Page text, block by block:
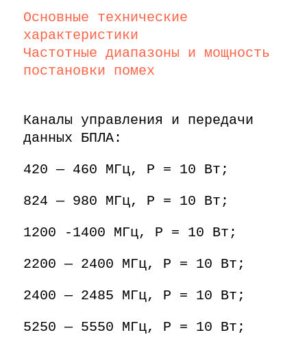
Основные технические
характеристики​
Частотные диапазоны и мощность
постановки помех
Каналы управления и передачи
данных БПЛА:
420 — 460 МГц, Р = 10 Вт;
824 — 980 МГц, Р = 10 Вт;
1200 -1400 МГц, Р = 10 Вт;
2200 — 2400 МГц, Р = 10 Вт;
2400 — 2485 МГц, Р = 10 Вт;
5250 — 5550 МГц, Р = 10 Вт;